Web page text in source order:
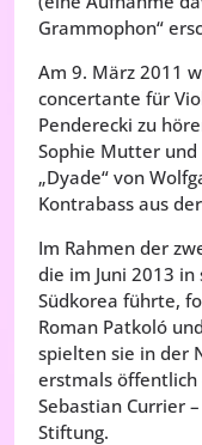
Grammophon“
Am 9. März 2011
concertante für
Penderecki zu
Sophie Mutter und
„Dyade“ von
Kontrabass aus
Im Rahmen der
die im Juni 2013
Südkorea führte,
Roman Patkoló
spielten sie in der
erstmals öffentlich
Sebastian Currier
Stiftung.